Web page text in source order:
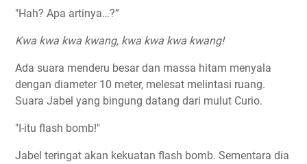
"Hah? Apa artinya…?”
Kwa kwa kwa kwang, kwa kwa kwa kwang!
Ada suara menderu besar dan massa hitam menyala
dengan diameter 10 meter, melesat melintasi ruang.
Suara Jabel yang bingung datang dari mulut Curio.
"I-itu flash bomb!"
Jabel teringat akan kekuatan flash bomb. Sementara dia